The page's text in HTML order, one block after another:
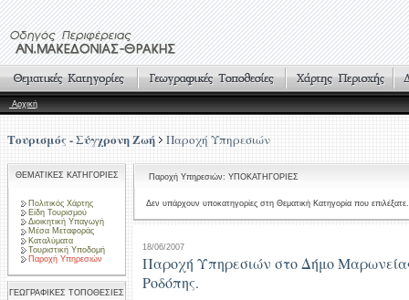
Αρχική
Τουρισμός - Σύγχρονη Ζωή Παροχή Υπηρεσιών
ΘΕΜΑΤΙΚΕΣ ΚΑΤΗΓΟΡΙΕΣ
Πολιτικός Χάρτης
Είδη Τουρισμού
Διοικητική Υπαγωγή
Μέσα Μεταφοράς
Καταλύματα
Τουριστική Υποδομή
Παροχή Υπηρεσιών
ΓΕΩΓΡΑΦΙΚΕΣ ΤΟΠΟΘΕΣΙΕΣ
Παροχή Υπηρεσιών: ΥΠΟΚΑΤΗΓΟΡΙΕΣ
Δεν υπάρχουν υποκατηγορίες στη Θεματική Κατηγορία που επιλέξατε.
18/06/2007
Παροχή Υπηρεσιών στο Δήμο
Ροδόπης.